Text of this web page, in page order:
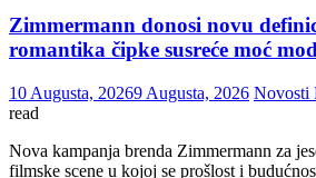
Zimmermann donosi novu
romantika čipke susreće moć
10 Augusta, 20269 Augusta, 2026 Novosti
read
Nova kampanja brenda Zimmermann za
filmske scene u kojoj se prošlost i